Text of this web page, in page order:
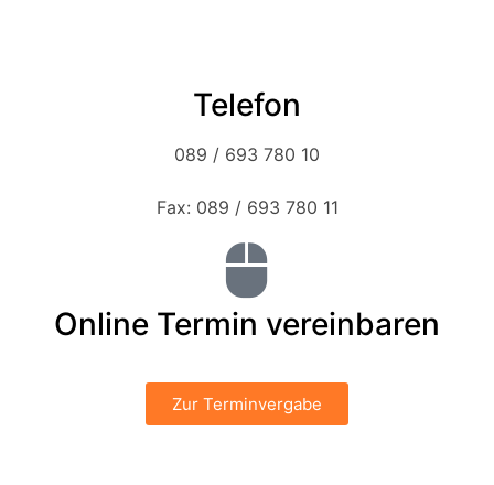
Telefon
089 / 693 780 10
Fax: 089 / 693 780 11
Online Termin vereinbaren
Zur Terminvergabe